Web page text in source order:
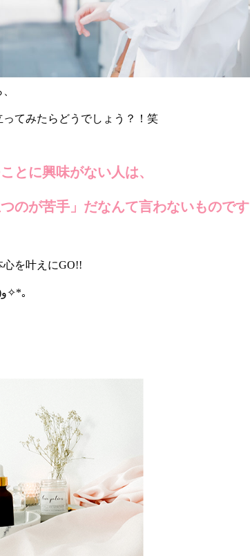
ってみたらどうでしょう？！笑
とに興味がない人は、
つのが苦手」だなんて言わないものです
心を叶えにGO!!
)و✧*｡